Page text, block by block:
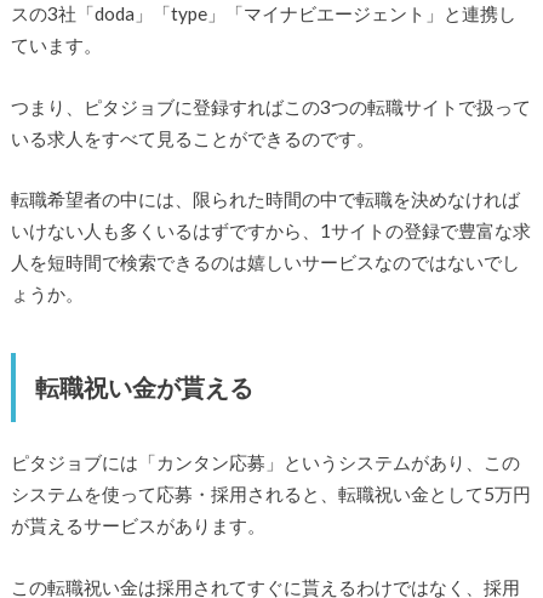
スの3社「doda」「type」「マイナビエージェント」と連携し
ています。
つまり、ピタジョブに登録すればこの3つの転職サイトで扱って
いる求人をすべて見ることができるのです。
転職希望者の中には、限られた時間の中で転職を決めなければ
いけない人も多くいるはずですから、1サイトの登録で豊富な求
人を短時間で検索できるのは嬉しいサービスなのではないでし
ょうか。
転職祝い金が貰える
ピタジョブには「カンタン応募」というシステムがあり、この
システムを使って応募・採用されると、転職祝い金として5万円
が貰えるサービスがあります。
この転職祝い金は採用されてすぐに貰えるわけではなく、採用